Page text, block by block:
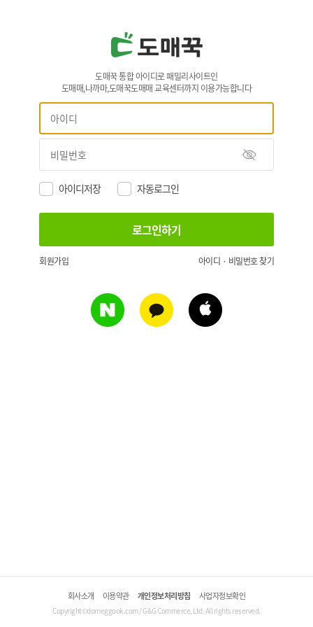
도매꾹 통합 아이디로 패밀리사이트인
도매매,나까마,도매꾹도매매 교육센터까지 이용가능합니다
아이디저장 자동로그인
회원가입 아이디 · 비밀번호 찾기
회사소개 이용약관 개인정보처리방침 사업자정보확인
Copyright©domeggook.com / G&G Commerce, Ltd. All rights reserved.